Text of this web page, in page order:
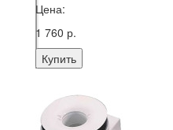
Цена:
1 760 р.
Купить